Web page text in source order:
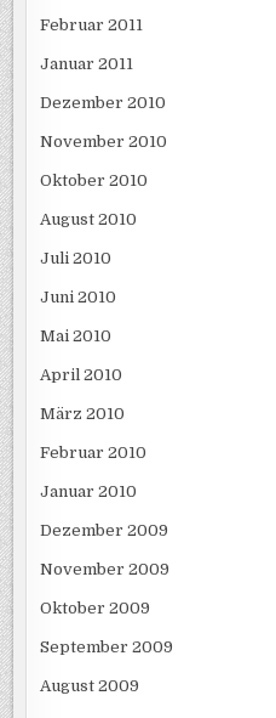
Februar 2011
Januar 2011
Dezember 2010
November 2010
Oktober 2010
August 2010
Juli 2010
Juni 2010
Mai 2010
April 2010
März 2010
Februar 2010
Januar 2010
Dezember 2009
November 2009
Oktober 2009
September 2009
August 2009